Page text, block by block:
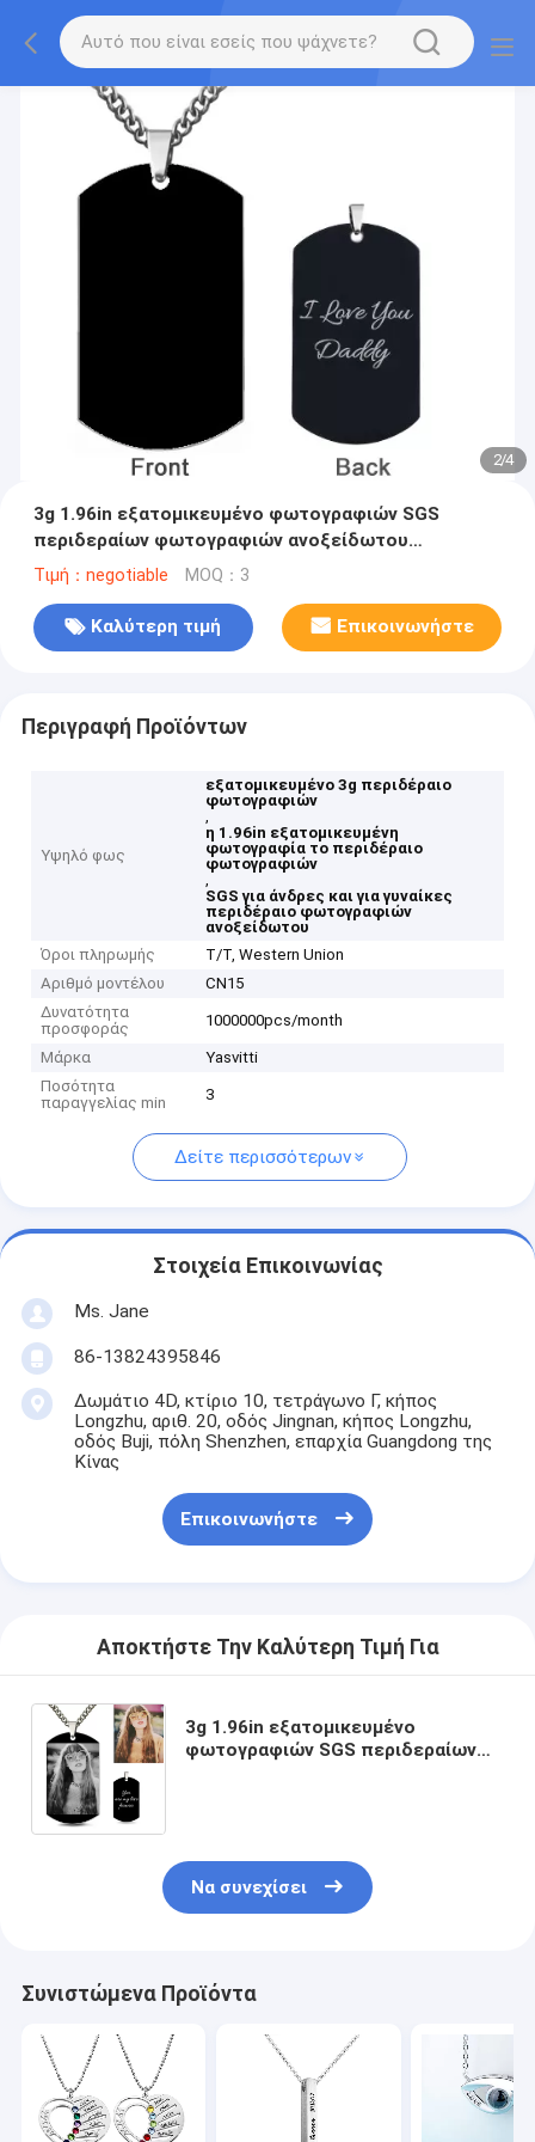
2/4
3g 1.96in εξατομικευμένο φωτογραφιών SGS
περιδεραίων φωτογραφιών ανοξείδωτου
περιδεραίων για άνδρες και για γυναίκες
Τιμή：negotiable MOQ：3
Καλύτερη τιμή Επικοινωνήστε
Περιγραφή Προϊόντων
Υψηλό φως
εξατομικευμένο 3g περιδέραιο
φωτογραφιών
,
η 1.96in εξατομικευμένη
φωτογραφία το περιδέραιο
φωτογραφιών
,
SGS για άνδρες και για γυναίκες
περιδέραιο φωτογραφιών
ανοξείδωτου
Όροι πληρωμής
T/T, Western Union
Αριθμό μοντέλου
CN15
Δυνατότητα
προσφοράς
1000000pcs/month
Μάρκα
Yasvitti
Ποσότητα
παραγγελίας min
3
Δείτε περισσότερων
Στοιχεία Επικοινωνίας
Ms. Jane
86-13824395846
Δωμάτιο 4D, κτίριο 10, τετράγωνο Γ, κήπος
Longzhu, αριθ. 20, οδός Jingnan, κήπος Longzhu,
οδός Buji, πόλη Shenzhen, επαρχία Guangdong της
Κίνας
Επικοινωνήστε
Αποκτήστε Την Καλύτερη Τιμή Για
3g 1.96in εξατομικευμένο
φωτογραφιών SGS περιδεραίων
Να συνεχίσει
Συνιστώμενα Προϊόντα